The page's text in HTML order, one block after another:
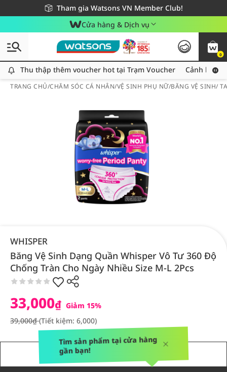
Tham gia Watsons VN Member Club!
Miễn phí giao hàng cho đơn hàng từ 249,000Đ
Giao hàng nhanh 24h - Áp dụng khu vực TP. Hồ Chí Minh
Cửa hàng & Dịch vụ
0
Thu thập thêm voucher hot tại Trạm Voucher
Thu thập thêm voucher hot tại Trạm Voucher Cảnh báo
TRANG CHỦ/CHĂM SÓC CÁ NHÂN/VỆ SINH PHỤ NỮ/BĂNG VỆ SINH/
WHISPER
Băng Vệ Sinh Dạng Quần Whisper Vô Tư 360 Độ
Chống Tràn Cho Ngày Nhiều Size M-L 2Pcs
33,000₫ Giảm 15%
39,000₫(Tiết kiệm: 6,000)
THÔNG BÁO CHO TÔI
Tìm sản phẩm tại cửa hàng
gần bạn!